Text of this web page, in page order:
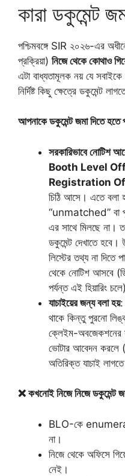
কারা ডকুমেন্ট
পশ্চিমবঙ্গে SIR ২০২৬-এর
প্রক্রিয়া) নিজে থেকে কোথাও
এটা বাধ্যতামূলক নয় যে
নির্দিষ্ট কিছু ক্ষেত্রে ডকুমেন্ট
আপনাকে ডকুমেন্ট জমা দিতে হতে
সরকারিভাবে নোটিশ
Booth Level
Registration
চিঠি আসে। এতে বলা
“unmatched” বা
এর সাথে মিলছে না।
ডকুমেন্ট দেখাতে
লিস্টের তথ্য না দিতে
থেকে নোটিশ আসবে
পর্যন্ত এই হিয়ারিং
যাচাইয়ের জন্য বলা হয়:
থাকে কিন্তু পুরনো
ক্লেইম-অবজেকশনের
ভোটার আবেদন করলে
অতিরিক্ত যাচাই
❌ কখনোই নিজে নিজে ডকুমেন্ট
BLO-কে
না।
নিজে থেকে অফিসে
নেই।